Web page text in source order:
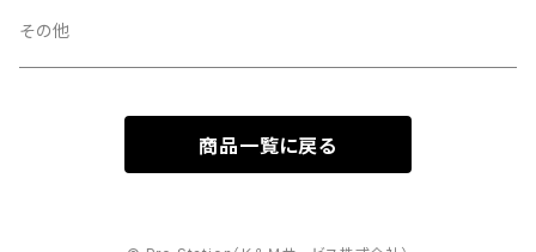
その他
商品一覧に戻る